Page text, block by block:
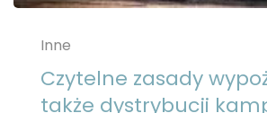
Inne
Czytelne zasady
także dystrybucji